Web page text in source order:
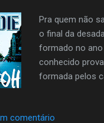
Pra quem não
o final da
formado no ano
conhecido
formada pelos
tornou um
comentário